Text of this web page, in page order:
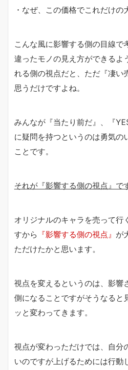
・なぜ、この価格でこれだけ
こんな風に影響する側の目線で
違ったモノの見え方ができるよ
れる側の視点だと、ただ『凄い
思うだけですよね。
みんなが『当たり前だ』、『
に疑問を持つというのは勇気の
ことです。
それが『影響する側の視点』で
オリジナルのキャラを売って行
すから 『影響する側の視点』 が
ただけたかと思います。
視点を変えるというのは、影響
側になることですがそうなると
ッと変わってきます。
視点が変わっただけでは、自分
いのですが上げるためには行動